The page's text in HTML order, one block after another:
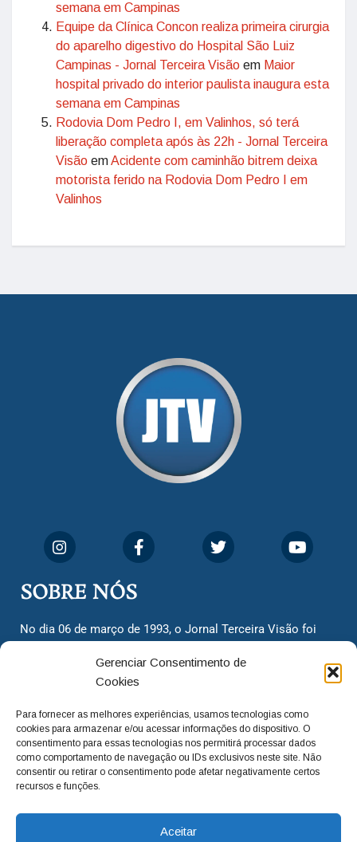
Gerenciar Consentimento de
Cookies
Para fornecer as melhores experiências, usamos tecnologias como
cookies para armazenar e/ou acessar informações do dispositivo. O
consentimento para essas tecnologias nos permitirá processar dados
como comportamento de navegação ou IDs exclusivos neste site. Não
consentir ou retirar o consentimento pode afetar negativamente certos
recursos e funções.
Aceitar
semana em Campinas
Equipe da Clínica Concon realiza primeira cirurgia
do aparelho digestivo do Hospital São Luiz
Campinas - Jornal Terceira Visão em Maior
hospital privado do interior paulista inaugura esta
semana em Campinas
Rodovia Dom Pedro I, em Valinhos, só terá
liberação completa após às 22h - Jornal Terceira
Visão emAcidente com caminhão bitrem deixa
motorista ferido na Rodovia Dom Pedro I em
Valinhos
SOBRE NÓS
No dia 06 de março de 1993, o Jornal Terceira Visão foi
cidadãos valinhenses, já que naquela época só existiam
dois jornais. Há mais de 30 anos, o jornal continua
com o foco de trazer as melhores notícias. Nunca
deixamos de lado as necessidades do cidadão, sempre
questionando os órgãos públicos em busca de melhorias
para a cidade e sempre cobrando resoluções para casos